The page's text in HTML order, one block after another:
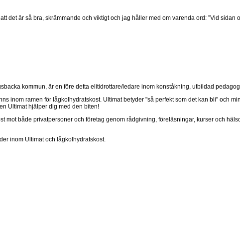
det är så bra, skrämmande och viktigt och jag håller med om varenda ord: ”Vid
kommun, är en före detta elitidrottare/ledare inom konståkning, utbildad
inom ramen för lågkolhydratskost. Ultimat betyder "så perfekt som det kan bli" och
Ultimat hjälper dig med den biten!
mot både privatpersoner och företag genom rådgivning, föreläsningar, kurser och
inom Ultimat och lågkolhydratskost.